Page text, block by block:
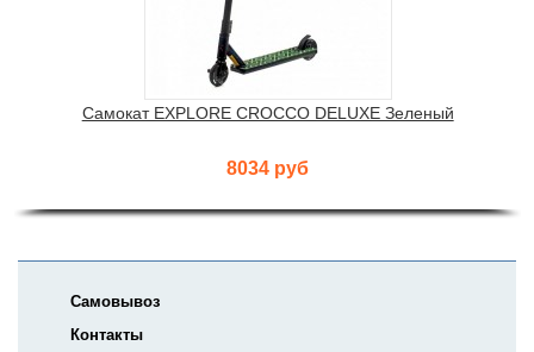
Самокат EXPLORE CROCCO DELUXE Зеленый
8034 руб
Самовывоз
Контакты